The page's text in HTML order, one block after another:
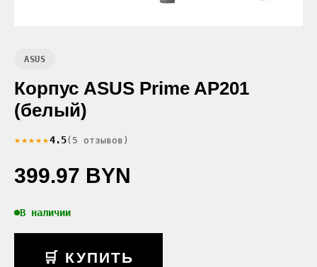
ASUS
Корпус ASUS Prime AP201
(белый)
★★★★★4.5(5 отзывов)
399.97 BYN
В наличии
🛒 КУПИТЬ